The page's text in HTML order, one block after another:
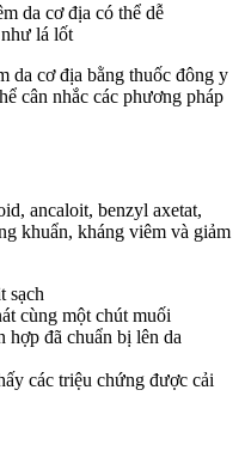
da cơ địa có thể dễ
lá lốt
da cơ địa bằng thuốc đông y
cân nhắc các phương pháp
ancaloit, benzyl axetat,
khuẩn, kháng viêm và giảm
sạch
cùng một chút muối
hợp đã chuẩn bị lên da
các triệu chứng được cải